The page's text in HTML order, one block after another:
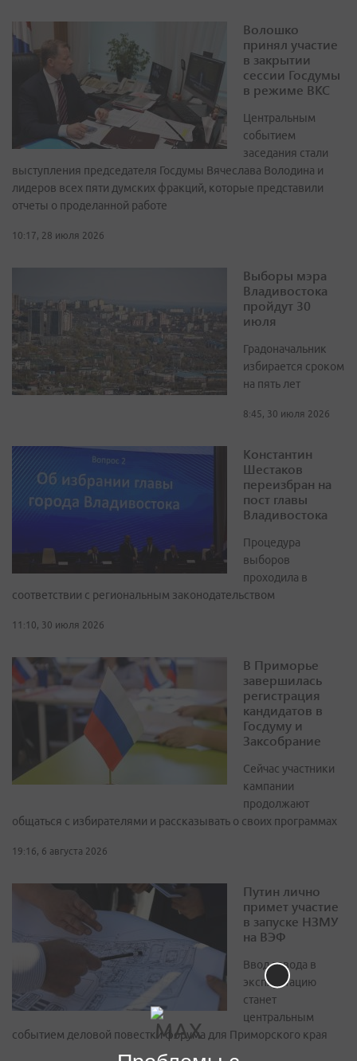
Волошко
принял участие
в закрытии
сессии Госдумы
в режиме ВКС
Центральным
событием
заседания стали
выступления председателя Госдумы Вячеслава Володина и
лидеров всех пяти думских фракций, которые представили
отчеты о проделанной работе
10:17, 28 июля 2026
Выборы мэра
Владивостока
пройдут 30
июля
Градоначальник
избирается сроком
на пять лет
8:45, 30 июля 2026
Константин
Шестаков
переизбран на
пост главы
Владивостока
Процедура
выборов
проходила в
соответствии с региональным законодательством
11:10, 30 июля 2026
В Приморье
завершилась
регистрация
кандидатов в
Госдуму и
Заксобрание
Сейчас участники
кампании
продолжают
общаться с избирателями и рассказывать о своих программах
19:16, 6 августа 2026
Путин лично
примет участие
в запуске НЗМУ
на ВЭФ
Ввод завода в
эксплуатацию
станет
центральным
событием деловой повестки форума для Приморского края